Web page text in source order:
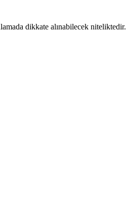
dikkate alınabilecek niteliktedir.